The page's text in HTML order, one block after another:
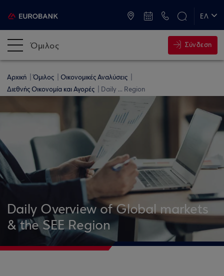
ΕΛ
Όμιλος Σύνδεση
Αρχική Όμιλος
Οικονομικές Αναλύσεις
Διεθνής Οικονομία και Αγορές
Daily ... Region
Daily Overview of Global markets
& the SEE Region